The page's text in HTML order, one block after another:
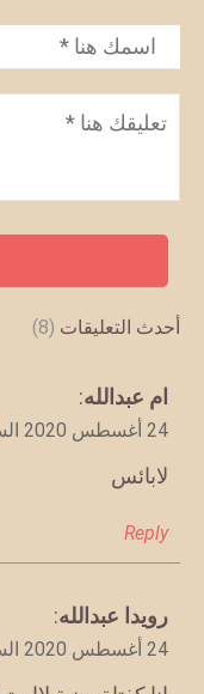
الاسم *
تعليق
أحدث التعليقات (8)
يقول
ام عبدالله:
24 أغسطس 2020 الساعة 2:21 ص
لابائس
Reply
يقول
رويدا عبدالله:
24 أغسطس 2020 الساعة 6:16 ص